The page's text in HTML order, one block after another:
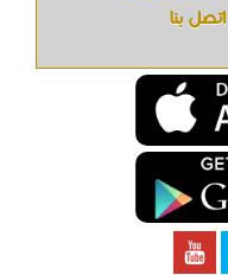
اتصل بنا